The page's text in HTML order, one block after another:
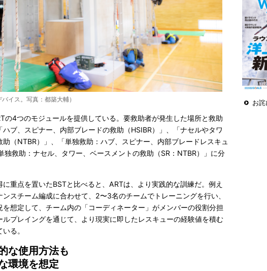
イス。写真：都築大輔）
の4つのモジュールを提供している。要救助者が発生した場所と救助
ブ、スピナー、内部ブレードの救助（HSIBR）」、「ナセルやタワ
（NTBR）」、「単独救助：ハブ、スピナー、内部ブレードレスキュ
独救助：ナセル、タワー、ベースメントの救助（SR：NTBR）」に分
重点を置いたBSTと比べると、ARTは、より実践的な訓練だ。例え
スチーム編成に合わせて、2〜3名のチームでトレーニングを行い、
想定して、チーム内の「コーディネーター」がメンバーの役割分担
ルプレイングを通じて、より現実に即したレスキューの経験値を積む
る。
な使用方法も
環境を想定
お